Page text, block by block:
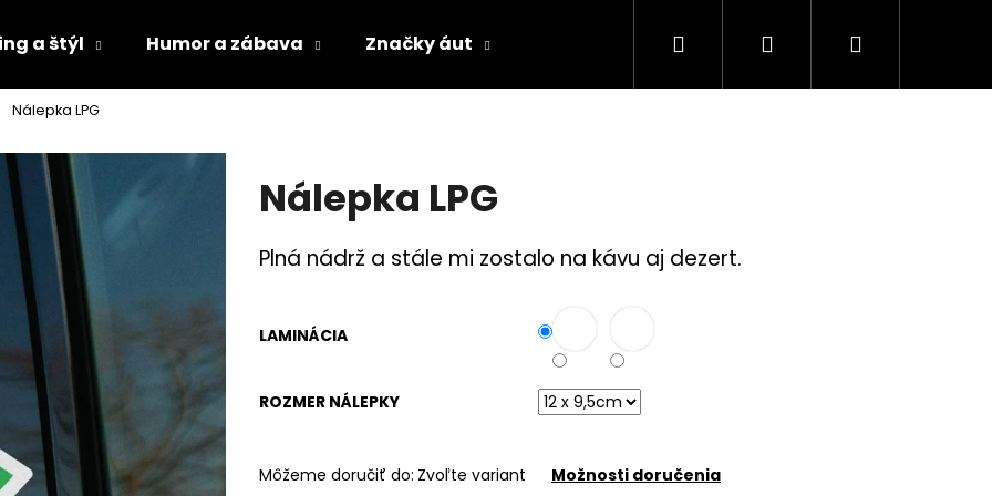
a štýl Humor a zábava Značky áut Rodina a bezpečnosť
Hľadať PrihlásenieNákupný
Nálepka LPG
Nálepka LPG
Plná nádrž a stále mi zostalo na kávu aj dezert.
LAMINÁCIA
ROZMER NÁLEPKY
Môžeme doručiť do: Zvoľte variant Možnosti doručenia
Čo potrebujete nájsť?
HĽADAŤ
Odporúčame